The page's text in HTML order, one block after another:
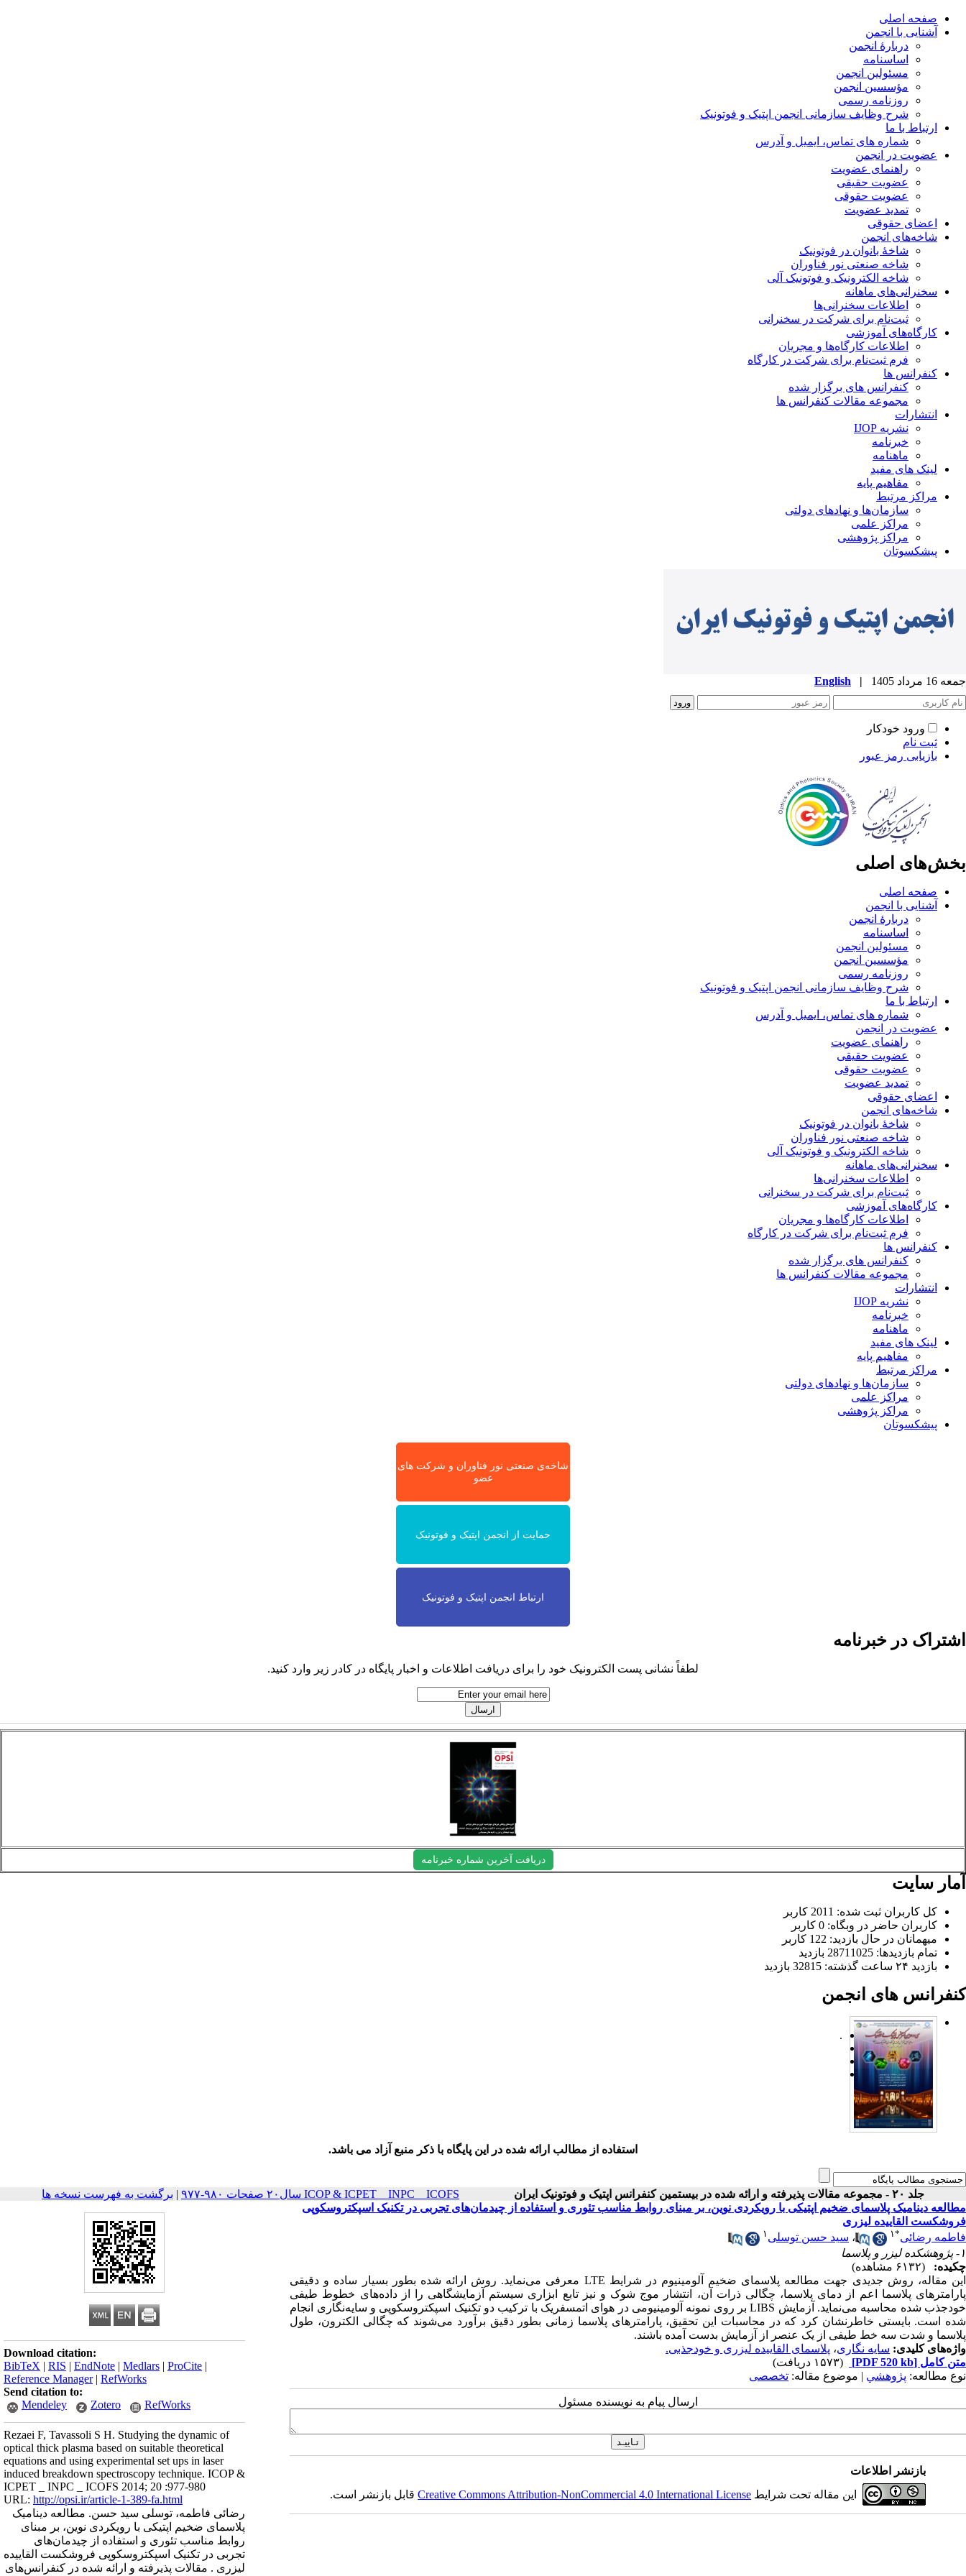
صفحه اصلی
آشنایی با انجمن
دربارۀ انجمن
اساسنامه
مسئولین انجمن
مؤسسین انجمن
روزنامه رسمی
شرح وظایف سازمانی انجمن اپتیک و فوتونیک
ارتباط با ما
شماره های تماس، ایمیل و آدرس
عضویت در انجمن
راهنمای عضویت
عضویت حقیقی
عضویت حقوقی
تمدید عضویت
اعضای حقوقی
شاخه‌های انجمن
شاخۀ بانوان در فوتونیک
شاخه صنعتی نور فناوران
شاخه‌ الکترونیک و فوتونیک آلی
سخنرانی‌های ماهانه
اطلاعات سخنرانی‌‌ها
ثبت‌نام برای شرکت در سخنرانی
کارگاه‌های آموزشی
اطلاعات کارگاه‌ها و مجریان
فرم ثبت‌نام برای شرکت در کارگاه
کنفرانس ها
کنفرانس های برگزار شده
مجموعه مقالات کنفرانس ها
انتشارات
نشریه IJOP
خبرنامه
ماهنامه
لینک های مفید
مفاهیم پایه
مراکز مرتبط
سازمان‌ها و نهادهای دولتی
مراکز علمی
مراکز پژوهشی
پیشکسوتان
جمعه 16 مرداد 1405 |
English
ورود خودکار
ثبت نام
بازیابی رمز عبور
بخش‌های اصلی
صفحه اصلی
آشنایی با انجمن
دربارۀ انجمن
اساسنامه
مسئولین انجمن
مؤسسین انجمن
روزنامه رسمی
شرح وظایف سازمانی انجمن اپتیک و فوتونیک
ارتباط با ما
شماره های تماس، ایمیل و آدرس
عضویت در انجمن
راهنمای عضویت
عضویت حقیقی
عضویت حقوقی
تمدید عضویت
اعضای حقوقی
شاخه‌های انجمن
شاخۀ بانوان در فوتونیک
شاخه صنعتی نور فناوران
شاخه‌ الکترونیک و فوتونیک آلی
سخنرانی‌های ماهانه
اطلاعات سخنرانی‌‌ها
ثبت‌نام برای شرکت در سخنرانی
کارگاه‌های آموزشی
اطلاعات کارگاه‌ها و مجریان
فرم ثبت‌نام برای شرکت در کارگاه
کنفرانس ها
کنفرانس های برگزار شده
مجموعه مقالات کنفرانس ها
انتشارات
نشریه IJOP
خبرنامه
ماهنامه
لینک های مفید
مفاهیم پایه
مراکز مرتبط
سازمان‌ها و نهادهای دولتی
مراکز علمی
مراکز پژوهشی
پیشکسوتان
شاخه‌ی صنعتی نور فناوران و شرکت های
عضو
حمایت از انجمن اپتیک و فوتونیک
ارتباط انجمن اپتیک و فوتونیک
اشتراک در خبرنامه
لطفاً نشانی پست الکترونیک خود را برای دریافت اطلاعات و اخبار پایگاه در کادر زیر وارد کنید.
دریافت آخرین شماره خبرنامه
آمار سایت
کل کاربران ثبت شده: 2011 کاربر
کاربران حاضر در وبگاه: 0 کاربر
میهمانان در حال بازدید: 122 کاربر
تمام بازدید‌ها: 28711025 بازدید
بازدید ۲۴ ساعت گذشته: 32815 بازدید
کنفرانس های انجمن
.
استفاده از مطالب ارائه شده در این پایگاه با ذکر منبع آزاد می باشد.
جلد ۲۰ - مجموعه مقالات پذیرفته و ارائه شده در بیستمین کنفرانس اپتیک و فوتونیک ایران ICOP & ICPET _ INPC _ ICOFS سال۲۰ صفحات ۹۸۰-۹۷۷ | برگشت به فهرست نسخه ها
Download citation:
BibTeX | RIS | EndNote | Medlars | ProCite |
Reference Manager| RefWorks
Send citation to:
Mendeley
Zotero RefWorks
Rezaei F, Tavassoli S H. Studying the dynamic of
optical thick plasma based on suitable theoretical
equations and using experimental set ups in laser
induced breakdown spectroscopy technique. ICOP &
ICPET _ INPC _ ICOFS 2014; 20 :977-980
URL: http://opsi.ir/article-1-389-fa.html
رضائی فاطمه، توسلی سید حسن. مطالعه دینامیک
پلاسمای ضخیم اپتیکی با رویکردی نوین، بر مبنای
روابط مناسب تئوری و استفاده از چیدمان‌های
تجربی در تکنیک اسپکتروسکوپی فروشکست القاییده
لیزری . مقالات پذیرفته و ارائه شده در کنفرانس‌های
مطالعه دینامیک پلاسمای ضخیم اپتیکی با رویکردی نوین، بر مبنای روابط مناسب تئوری و استفاده از چیدمان‌های تجربی در تکنیک اسپکتروسکوپی
فروشکست القاییده لیزری
فاطمه رضائی*۱ ، سید حسن توسلی ۱
۱- پژوهشکده لیزر و پلاسما
چکیده:
(۶۱۳۲ مشاهده)
این مقاله، روش جدیدی جهت مطالعه پلاسمای ضخیم آلومینیوم در شرایط LTE معرفی می‌نماید. روش ارائه شده بطور بسیار ساده و دقیقی
پارامترهای پلاسما اعم از دمای پلاسما، چگالی ذرات آن، انتشار موج شوک و نیز تابع ابزاری سیستم آزمایشگاهی را از داده‌های خطوط طیفی
خودجذب شده محاسبه می‌نماید. آزمایش LIBS بر روی نمونه آلومینیومی در هوای اتمسفریک با ترکیب دو تکنیک اسپکتروسکوپی و سایه‌نگاری انجام
شده است. بایستی خاطرنشان کرد که در محاسبات این تحقیق، پارامترهای پلاسما زمانی بطور دقیق برآورد می‌شوند که چگالی الکترون، طول
پلاسما و شدت سه خط طیفی از یک عنصر از آزمایش بدست آمده باشند.
واژه‌های کلیدی: سایه نگاری، پلاسمای القاییده لیزری و خودجذبی.
متن کامل [PDF 520 kb]
(۱۵۷۳ دریافت)
نوع مطالعه: پژوهشي | موضوع مقاله: تخصصی
ارسال پیام به نویسنده مسئول
بازنشر اطلاعات
این مقاله تحت شرایط Creative Commons Attribution-NonCommercial 4.0 International Licenseقابل بازنشر است.